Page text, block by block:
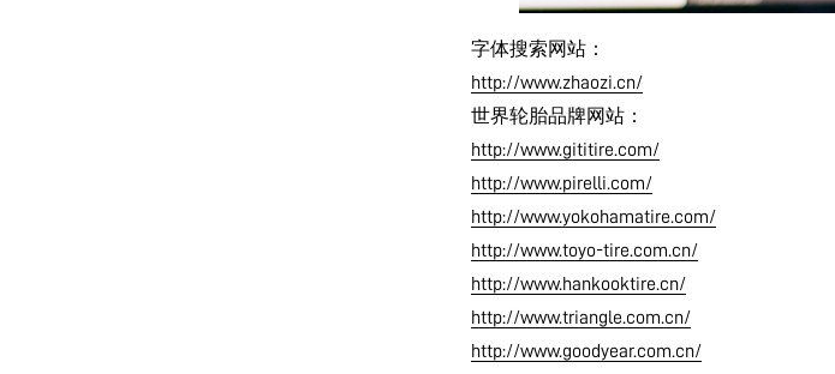
字体搜索网站：
http://www.zhaozi.cn/
世界轮胎品牌网站：
http://www.gititire.com/
http://www.pirelli.com/
http://www.yokohamatire.com/
http://www.toyo-tire.com.cn/
http://www.hankooktire.cn/
http://www.triangle.com.cn/
http://www.goodyear.com.cn/